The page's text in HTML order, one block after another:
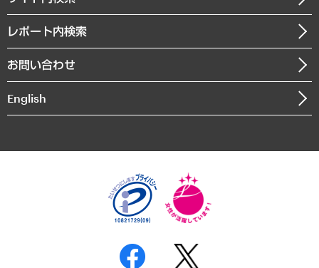
まちづくり・観光・交通・スポーツ・スマートシティ
自然資源・農林水産業・食料システム
沿革
組織図・本部部室紹介
インドネシア現地法人
個人情報保護方針
反社会的勢力に対する基本方針
レポート内検索
お問い合わせ
English